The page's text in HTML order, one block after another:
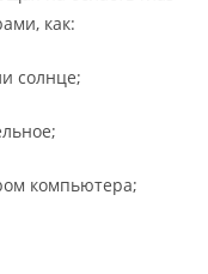
как:
солнце;
компьютера;